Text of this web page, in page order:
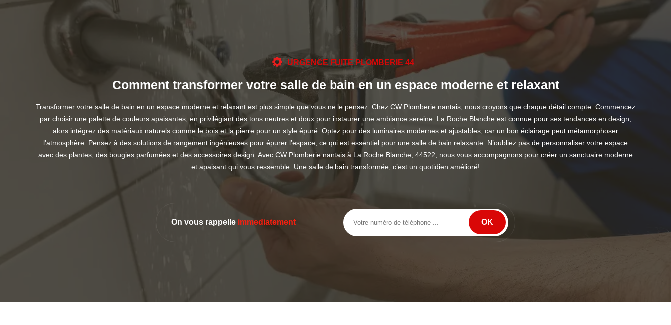
URGENCE FUITE PLOMBERIE 44
Comment transformer votre salle de bain en un espace moderne et relaxant
Transformer votre salle de bain en un espace moderne et relaxant est plus simple que vous ne le pensez. Chez CW Plomberie nantais, nous croyons que chaque détail compte. Commencez
par choisir une palette de couleurs apaisantes, en privilégiant des tons neutres et doux pour instaurer une ambiance sereine. La Roche Blanche est connue pour ses tendances en design,
alors intégrez des matériaux naturels comme le bois et la pierre pour un style épuré. Optez pour des luminaires modernes et ajustables, car un bon éclairage peut métamorphoser
l'atmosphère. Pensez à des solutions de rangement ingénieuses pour épurer l’espace, ce qui est essentiel pour une salle de bain relaxante. N’oubliez pas de personnaliser votre espace
avec des plantes, des bougies parfumées et des accessoires design. Avec CW Plomberie nantais à La Roche Blanche, 44522, nous vous accompagnons pour créer un sanctuaire moderne
et apaisant qui vous ressemble. Une salle de bain transformée, c’est un quotidien amélioré!
On vous rappelle immediatement